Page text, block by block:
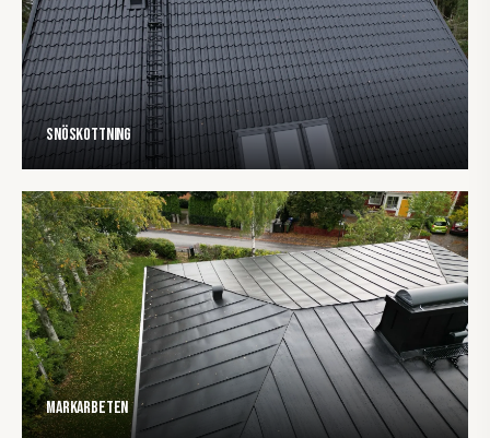
Snöskottning
Markarbeten